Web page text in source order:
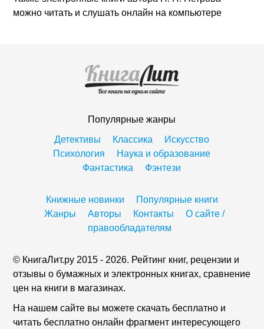
можно читать и слушать онлайн на компьютере
Популярные жанры
Детективы
Классика
Искусство
Психология
Наука и образование
Фантастика
Фэнтези
Книжные новинки
Популярные книги
Жанры
Авторы Контакты
О сайте /
правообладателям
© КнигаЛит.ру 2015 - 2026. Рейтинг книг, рецензии и
отзывы о бумажных и электронных книгах, сравнение
цен на книги в магазинах.
На нашем сайте вы можете скачать бесплатно и
читать бесплатно онлайн фрагмент интересующего